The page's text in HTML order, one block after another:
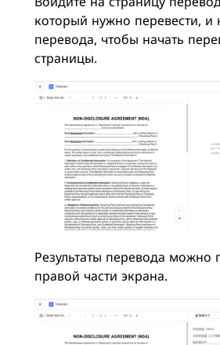
который нужно перевести, и
перевода, чтобы начать
страницы.
Результаты перевода можно
правой части экрана.